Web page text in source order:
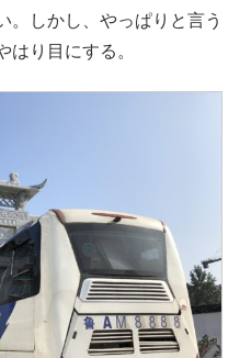
。しかし、やっぱりと言う
はり目にする。